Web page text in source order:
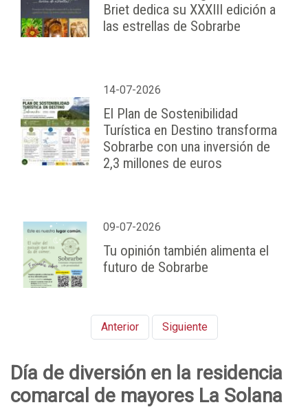
Briet dedica su XXXIII edición a
las estrellas de Sobrarbe
14-07-2026
El Plan de Sostenibilidad
Turística en Destino transforma
Sobrarbe con una inversión de
2,3 millones de euros
09-07-2026
Tu opinión también alimenta el
futuro de Sobrarbe
Anterior Siguiente
Día de diversión en la residencia
comarcal de mayores La Solana